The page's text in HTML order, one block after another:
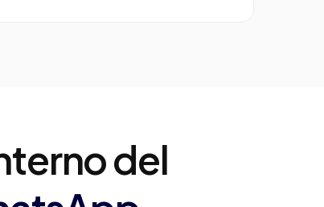
del